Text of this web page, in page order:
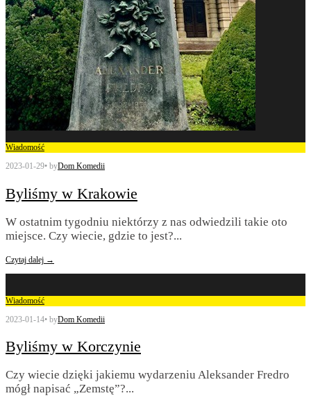
Wiadomość
2023-01-29• byDom Komedii
Byliśmy w Krakowie
W ostatnim tygodniu niektórzy z nas odwiedzili takie oto
miejsce. Czy wiecie, gdzie to jest?...
Czytaj dalej →
Wiadomość
2023-01-14• byDom Komedii
Byliśmy w Korczynie
Czy wiecie dzięki jakiemu wydarzeniu Aleksander Fredro
mógł napisać „Zemstę”?...